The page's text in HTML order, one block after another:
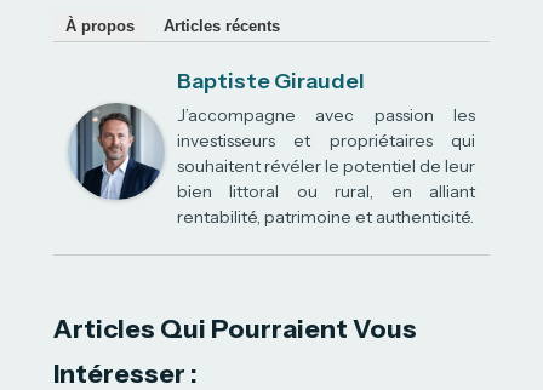
À propos Articles récents
Baptiste Giraudel
J’accompagne avec passion les
investisseurs et propriétaires qui
souhaitent révéler le potentiel de leur
bien littoral ou rural, en alliant
rentabilité, patrimoine et authenticité.
Articles Qui Pourraient Vous
Intéresser :